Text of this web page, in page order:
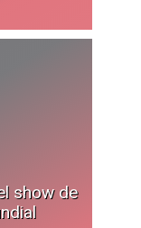
show de